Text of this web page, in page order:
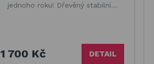
jednoho roku! Dřevěný stabilní…
1 700 Kč DETAIL